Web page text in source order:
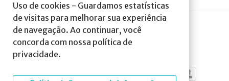
Uso de cookies - Guardamos estatísticas
de visitas para melhorar sua experiência
de navegação. Ao continuar, você
concorda com nossa política de
privacidade.
SOCIEDADE AFILIADA À: